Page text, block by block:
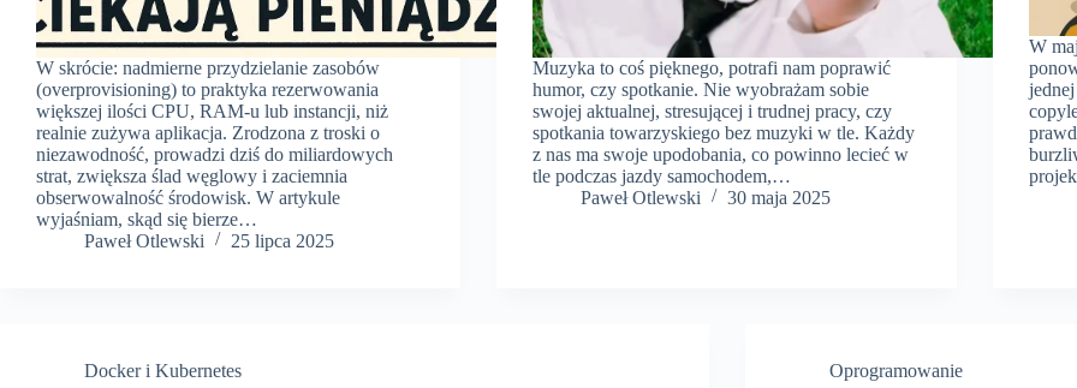
W skrócie: nadmierne przydzielanie zasobów
(overprovisioning) to praktyka rezerwowania
większej ilości CPU, RAM-u lub instancji, niż
realnie zużywa aplikacja. Zrodzona z troski o
niezawodność, prowadzi dziś do miliardowych
strat, zwiększa ślad węglowy i zaciemnia
obserwowalność środowisk. W artykule
wyjaśniam, skąd się bierze…
Paweł Otlewski
25 lipca 2025
Muzyka to coś pięknego, potrafi nam poprawić
humor, czy spotkanie. Nie wyobrażam sobie
swojej aktualnej, stresującej i trudnej pracy, czy
spotkania towarzyskiego bez muzyki w tle. Każdy
z nas ma swoje upodobania, co powinno lecieć w
tle podczas jazdy samochodem,…
Paweł Otlewski
30 maja 2025
W
Docker i Kubernetes Oprogramowanie